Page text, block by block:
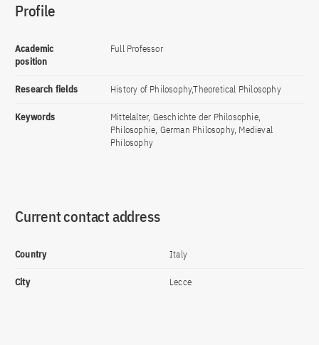
Profile
Academic
position
Full Professor
Research fields History of Philosophy,Theoretical Philosophy
Keywords
Mittelalter, Geschichte der Philosophie,
Philosophie, German Philosophy, Medieval
Philosophy
Current contact address
Country Italy
City Lecce